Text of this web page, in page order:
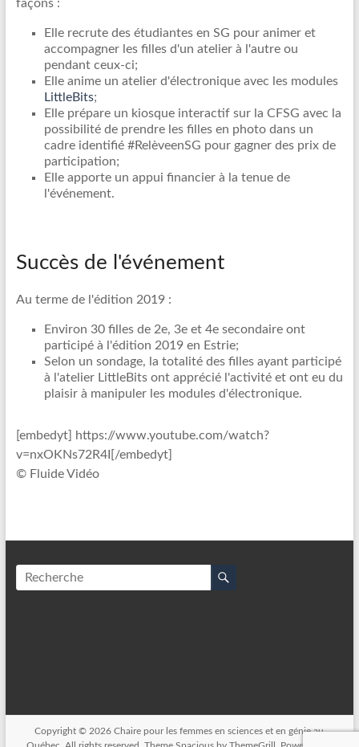
façons :
Elle recrute des étudiantes en SG pour animer et
accompagner les filles d'un atelier à l'autre ou
pendant ceux-ci;
Elle anime un atelier d'électronique avec les modules
LittleBits;
Elle prépare un kiosque interactif sur la CFSG avec la
possibilité de prendre les filles en photo dans un
cadre identifié #RelèveenSG pour gagner des prix de
participation;
Elle apporte un appui financier à la tenue de
l'événement.
Succès de l'événement
Au terme de l'édition 2019 :
Environ 30 filles de 2e, 3e et 4e secondaire ont
participé à l'édition 2019 en Estrie;
Selon un sondage, la totalité des filles ayant participé
à l'atelier LittleBits ont apprécié l'activité et ont eu du
plaisir à manipuler les modules d'électronique.
[embedyt] https://www.youtube.com/watch?
v=nxOKNs72R4I[/embedyt]
© Fluide Vidéo
Copyright © 2026Chaire pour les femmes en sciences et en génie au